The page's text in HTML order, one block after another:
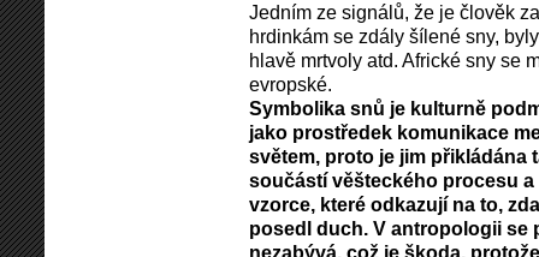
Jedním ze signálů, že je člověk
hrdinkám se zdály šílené sny,
hlavě mrtvoly atd. Africké sny se
evropské.
Symbolika snů je kulturně
jako prostředek komunikace
světem, proto je jim přikládána
součástí věšteckého procesu
vzorce, které odkazují na to,
posedl duch. V antropologii
nezabývá, což je škoda,